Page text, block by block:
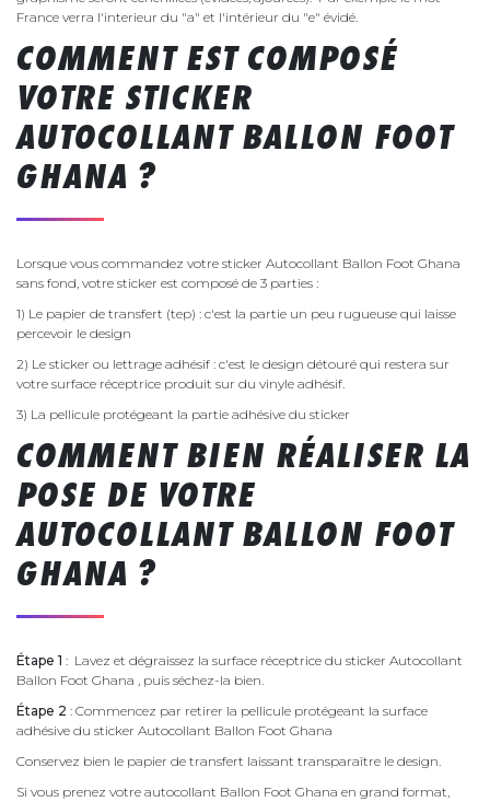
France verra l'interieur du "a" et l'intérieur du "e" évidé.
COMMENT EST COMPOSÉ
VOTRE STICKER
AUTOCOLLANT BALLON FOOT
GHANA ?
Lorsque vous commandez votre sticker Autocollant Ballon Foot Ghana
sans fond, votre sticker est composé de 3 parties :
1) Le papier de transfert (tep) : c'est la partie un peu rugueuse qui laisse
percevoir le design
2) Le sticker ou lettrage adhésif : c'est le design détouré qui restera sur
votre surface réceptrice produit sur du vinyle adhésif.
3) La pellicule protégeant la partie adhésive du sticker
COMMENT BIEN RÉALISER LA
POSE DE VOTRE
AUTOCOLLANT BALLON FOOT
GHANA ?
Étape 1 : Lavez et dégraissez la surface réceptrice du sticker Autocollant
Ballon Foot Ghana , puis séchez-la bien.
Étape 2 : Commencez par retirer la pellicule protégeant la surface
adhésive du sticker Autocollant Ballon Foot Ghana
Conservez bien le papier de transfert laissant transparaître le design.
Si vous prenez votre autocollant Ballon Foot Ghana en grand format,